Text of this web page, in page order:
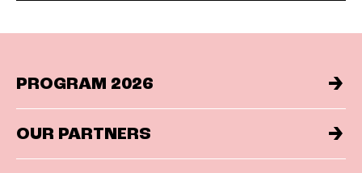
PROGRAM 2026
OUR PARTNERS